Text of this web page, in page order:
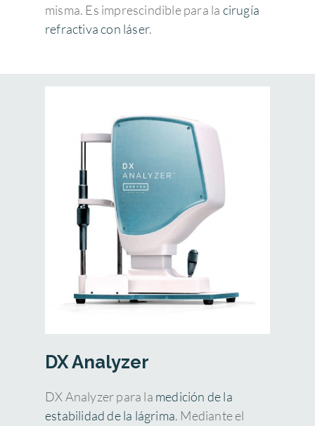
misma. Es imprescindible para la cirugía
refractiva con láser.
DX Analyzer
DX Analyzer para la medición de la
estabilidad de la lágrima. Mediante el